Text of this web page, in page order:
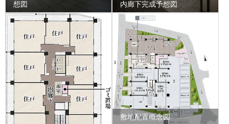
想図
内廊下完成予想図
敷地配置概念図